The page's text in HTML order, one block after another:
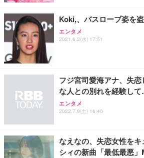
ョン PCチェア 通気性メッシ
務用 おしゃれ パソコンチェ
ANDWINT オフィスチェア
【MiniLED/24.5inch/280Hz/
アイリスオーヤマ ペットシ
Koki,、バスローブ姿を
エンタメ
2021.6.2(水) 17:51
フジ宮司愛海アナ、失
な人との別れを経験して
エンタメ
2022.7.9(土) 16:40
なえなの、失恋女性を
シィの新曲「最低最悪」